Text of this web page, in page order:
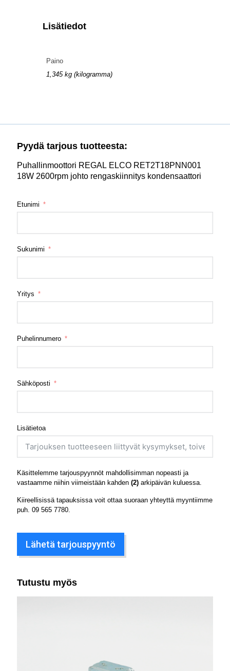
Lisätiedot
Paino
1,345 kg (kilogramma)
Pyydä tarjous tuotteesta:
Puhallinmoottori REGAL ELCO RET2T18PNN001
18W 2600rpm johto rengaskiinnitys kondensaattori
Etunimi
Sukunimi
Yritys
Puhelinnumero
Sähköposti
Lisätietoa
Käsittelemme tarjouspyynnöt mahdollisimman nopeasti ja
vastaamme niihin viimeistään kahden (2) arkipäivän kuluessa.
Kiireellisissä tapauksissa voit ottaa suoraan yhteyttä myyntiimme
puh. 09 565 7780
Lähetä tarjouspyyntö
Tutustu myös